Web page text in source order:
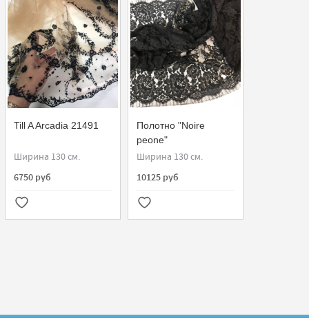
Till A Arcadia 21491
Ширина 130 см.
6750 руб
Полотно "Noire
peone"
Ширина 130 см.
10125 руб